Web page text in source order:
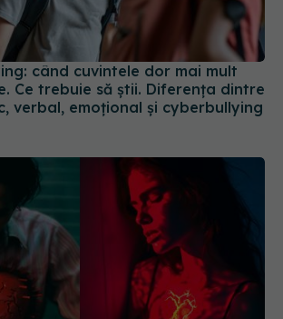
când cuvintele dor mai mult
Ce trebuie să știi. Diferența dintre
verbal, emoțional și cyberbullying